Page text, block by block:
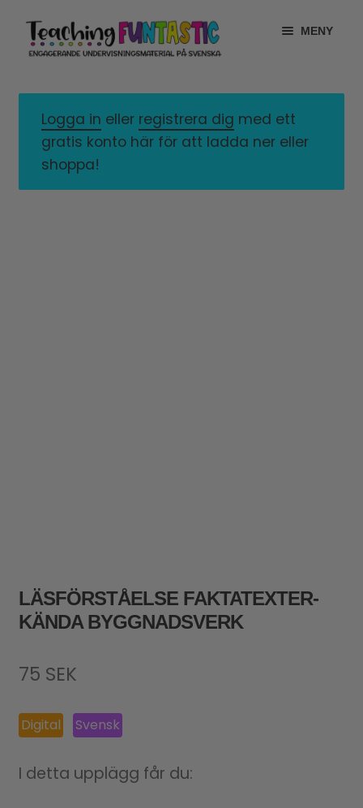
Hoppa
till
navigering
Gå
till
innehåll
MENY
MITT KONTO
GRATISMATERIAL
Logga in eller registrera dig med ett
gratis konto här för att ladda ner eller
shoppa!
LÄSFÖRSTÅELSE FAKTATEXTER-
KÄNDA BYGGNADSVERK
75 SEK
Digital Svensk
I detta upplägg får du: